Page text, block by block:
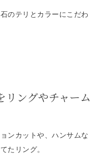
のテリとカラーにこだわ
リングやチャーム
ンカットや、ハンサムな
たリング。